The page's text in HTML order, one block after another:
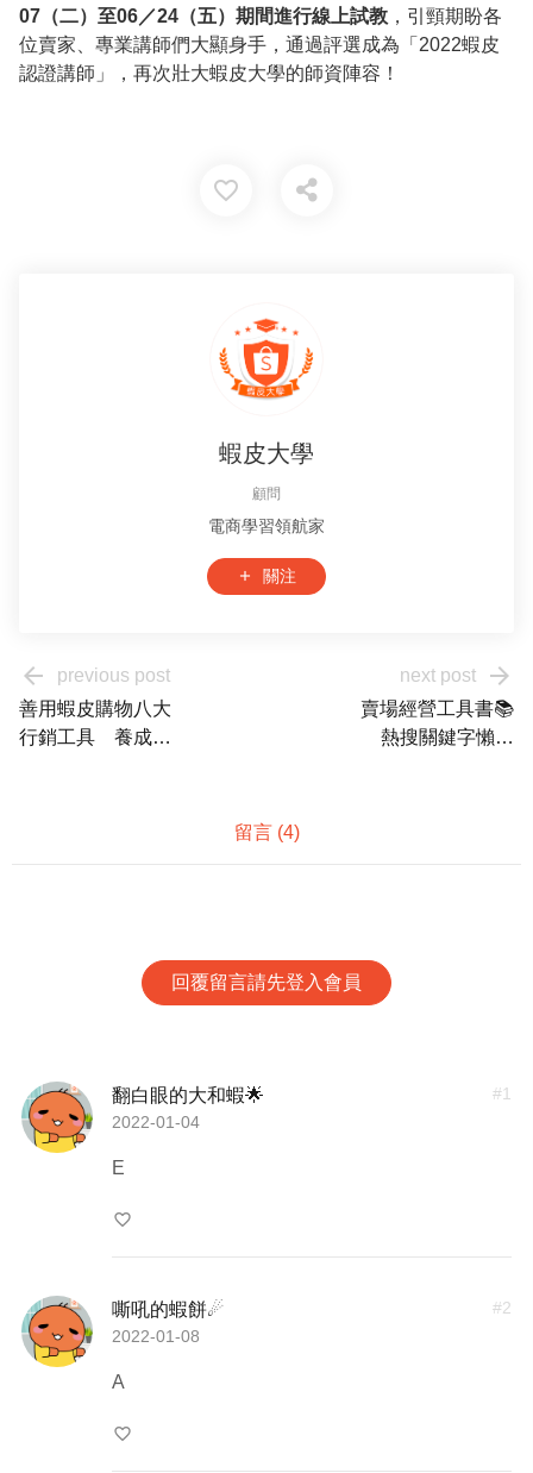
07（二）至06／24（五）期間進行線上試教 ，引頸期盼各
位賣家、專業講師們大顯身手，通過評選成為「2022蝦皮
認證講師」，再次壯大蝦皮大學的師資陣容！
favorite_border
蝦皮大學
顧問
電商學習領航家
add 關注
arrow_back
previous post
善用蝦皮購物八大
行銷工具 養成賣
arrow_forward
next post
賣場經營工具書📚
熱搜關鍵字懶人
留言 (4)
回覆留言請先登入會員
翻白眼的大和蝦🌟
2022-01-04
E
favorite_border
#1
嘶吼的蝦餅☄
2022-01-08
A
favorite_border
#2